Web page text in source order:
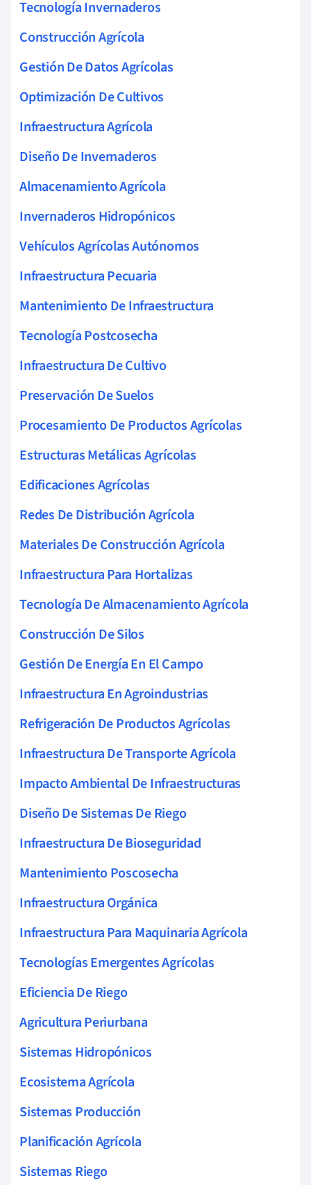
Tecnología Invernaderos
Construcción Agrícola
Gestión De Datos Agrícolas
Optimización De Cultivos
Infraestructura Agrícola
Diseño De Invernaderos
Almacenamiento Agrícola
Invernaderos Hidropónicos
Vehículos Agrícolas Autónomos
Infraestructura Pecuaria
Mantenimiento De Infraestructura
Tecnología Postcosecha
Infraestructura De Cultivo
Preservación De Suelos
Procesamiento De Productos Agrícolas
Estructuras Metálicas Agrícolas
Edificaciones Agrícolas
Redes De Distribución Agrícola
Materiales De Construcción Agrícola
Infraestructura Para Hortalizas
Tecnología De Almacenamiento Agrícola
Construcción De Silos
Gestión De Energía En El Campo
Infraestructura En Agroindustrias
Refrigeración De Productos Agrícolas
Infraestructura De Transporte Agrícola
Impacto Ambiental De Infraestructuras
Diseño De Sistemas De Riego
Infraestructura De Bioseguridad
Mantenimiento Poscosecha
Infraestructura Orgánica
Infraestructura Para Maquinaria Agrícola
Tecnologías Emergentes Agrícolas
Eficiencia De Riego
Agricultura Periurbana
Sistemas Hidropónicos
Ecosistema Agrícola
Sistemas Producción
Planificación Agrícola
Sistemas Riego